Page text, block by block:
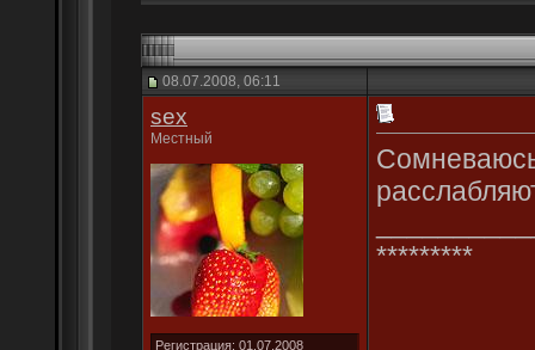
08.07.2008, 06:11
sex
Местный
Регистрация: 01.07.2008
*********